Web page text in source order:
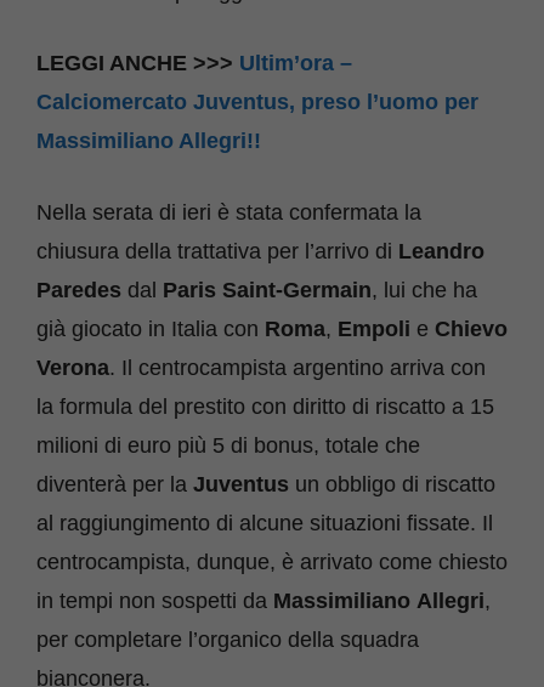
LEGGI ANCHE >>> Ultim’ora –
Calciomercato Juventus, preso l’uomo per
Massimiliano Allegri!!
Nella serata di ieri è stata confermata la
chiusura della trattativa per l’arrivo di Leandro
Paredes dal Paris Saint-Germain, lui che ha
già giocato in Italia con Roma, Empoli e Chievo
Verona. Il centrocampista argentino arriva con
la formula del prestito con diritto di riscatto a 15
milioni di euro più 5 di bonus, totale che
diventerà per la Juventus un obbligo di riscatto
al raggiungimento di alcune situazioni fissate. Il
centrocampista, dunque, è arrivato come chiesto
in tempi non sospetti da Massimiliano Allegri,
per completare l’organico della squadra
bianconera.